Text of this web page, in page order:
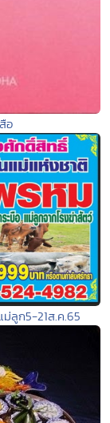
อ
ลูก5-21ส.ค.65